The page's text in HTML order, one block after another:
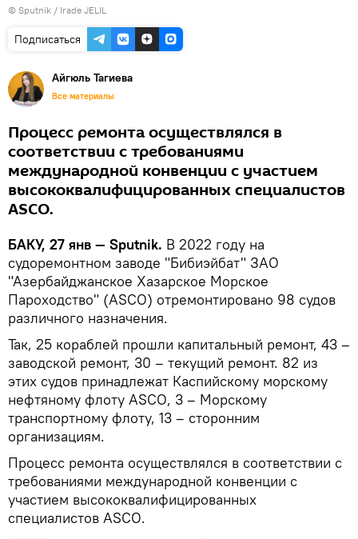
© Sputnik / Irade JELIL
Подписаться
Айгюль Тагиева
Все материалы
Процесс ремонта осуществлялся в
соответствии с требованиями
международной конвенции с участием
высококвалифицированных специалистов
ASCO.
БАКУ, 27 янв — Sputnik. В 2022 году на
судоремонтном заводе "Бибиэйбат" ЗАО
"Азербайджанское Хазарское Морское
Пароходство" (ASCO) отремонтировано 98 судов
различного назначения.
Так, 25 кораблей прошли капитальный ремонт, 43 –
заводской ремонт, 30 – текущий ремонт. 82 из
этих судов принадлежат Каспийскому морскому
нефтяному флоту ASCO, 3 – Морскому
транспортному флоту, 13 – сторонним
организациям.
Процесс ремонта осуществлялся в соответствии с
требованиями международной конвенции с
участием высококвалифицированных
специалистов ASCO.